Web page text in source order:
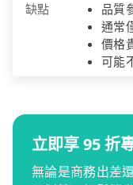
缺點
品質
通常
價格
可能
立即享 95 折
無論是商務出差